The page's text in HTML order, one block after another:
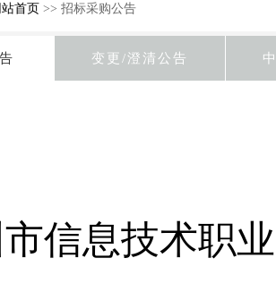
站首页 >> 招标采购公告
变更/澄清公告
信息技术职